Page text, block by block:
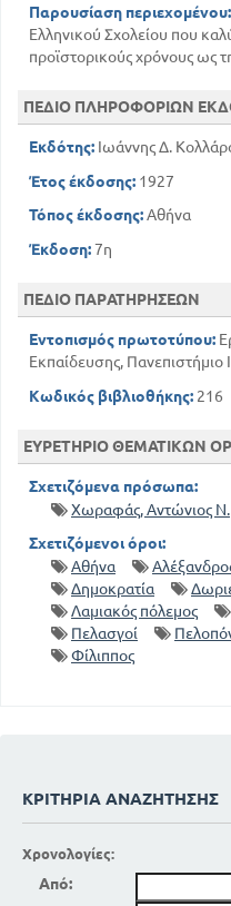
Παρουσίαση περιεχομένου:
Ελληνικού Σχολείου που
προϊστορικούς χρόνους ως
ΠΕΔΙΟ ΠΛΗΡΟΦΟΡΙΩΝ
Εκδότης: Ιωάννης Δ.
Έτος έκδοσης: 1927
Τόπος έκδοσης:Αθήνα
Έκδοση:7η
ΠΕΔΙΟ ΠΑΡΑΤΗΡΗΣΕΩΝ
Εντοπισμός πρωτοτύπου:
Εκπαίδευσης, Πανεπιστήμιο
Κωδικός βιβλιοθήκης: 216
ΕΥΡΕΤΗΡΙΟ ΘΕΜΑΤΙΚΩΝ
Σχετιζόμενα πρόσωπα:
Χωραφάς, Αντώνιος Ν.
Σχετιζόμενοι όροι:
Αθήνα
Δημοκρατία
Λαμιακός πόλεμος
Πελασγοί
Φίλιππος
ΚΡΙΤΉΡΙΑ ΑΝΑΖΉΤΗΣΗΣ
Χρονολογίες:
Από: